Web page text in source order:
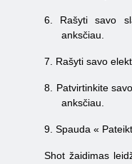
6. Rašyti savo
anksčiau.
7. Rašyti savo
8. Patvirtinkite
anksčiau.
9.Spauda «
Shot žaidimas